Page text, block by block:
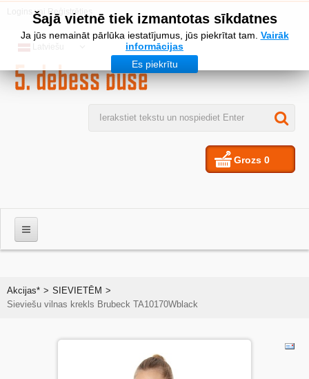
Šajā vietnē tiek izmantotas sīkdatnes
Ja jūs nemaināt pārlūka iestatījumus, jūs piekrītat tam. Vairāk
informācijas
Es piekrītu
vai Reģistrēties
Grozs 0
SIEVIETES
Akcijas* > SIEVIETĒM >
Sieviešu vilnas krekls Brubeck TA10170Wblack